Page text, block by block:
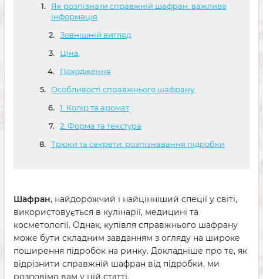
Як розпізнати справжній шафран: важлива
інформація
Зовнішній вигляд
Ціна
Походження
Особливості справжнього шафрану
1. Колір та аромат
2. Форма та текстура
Трюки та секрети: розпізнавання підробки
Шафран, найдорожчий і найцінніший спеції у світі,
використовується в кулінарії, медицині та
косметології. Однак, купівля справжнього шафрану
може бути складним завданням з огляду на широке
поширення підробок на ринку. Докладніше про те, як
відрізнити справжній шафран від підробки, ми
розповімо вам у цій статті.